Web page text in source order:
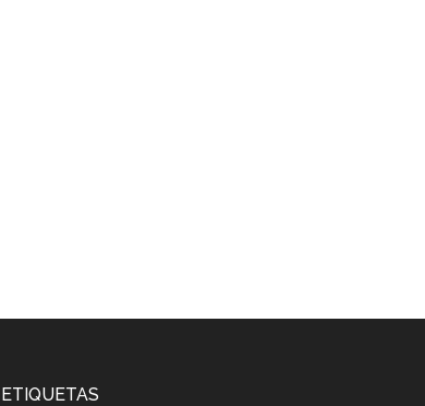
ETIQUETAS